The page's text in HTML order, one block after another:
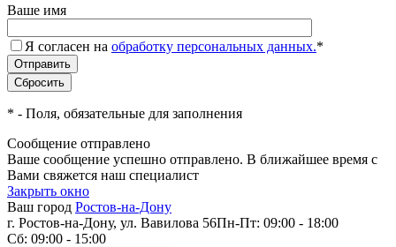
Ваше имя
Я согласен на обработку персональных данных.*
* - Поля, обязательные для заполнения
Сообщение отправлено
Ваше сообщение успешно отправлено. В ближайшее время с
Вами свяжется наш специалист
Закрыть окно
Ваш город Ростов-на-Дону
г. Ростов-на-Дону, ул. Вавилова 56Пн-Пт: 09:00 - 18:00
Сб: 09:00 - 15:00